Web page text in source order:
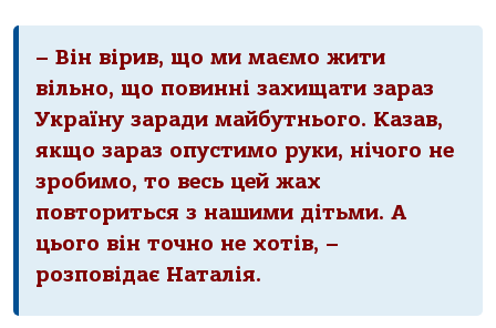
– Він вірив, що ми маємо жити
вільно, що повинні захищати зараз
Україну заради майбутнього. Казав,
якщо зараз опустимо руки, нічого не
зробимо, то весь цей жах
повториться з нашими дітьми. А
цього він точно не хотів, –
розповідає Наталія.